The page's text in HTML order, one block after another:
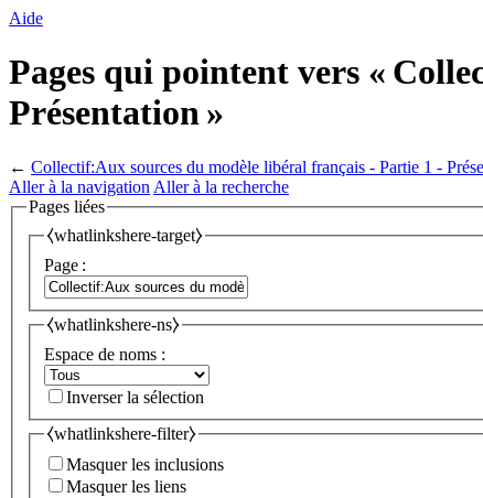
Aide
Pages qui pointent vers «
Présentation »
← Collectif:Aux sources du modèle libéral français - Partie 1 -
Aller à la navigation Aller à la recherche
Pages liées
⧼whatlinkshere-target⧽
Page :
⧼whatlinkshere-ns⧽
Espace de noms :
Inverser la sélection
⧼whatlinkshere-filter⧽
Masquer les inclusions
Masquer les liens